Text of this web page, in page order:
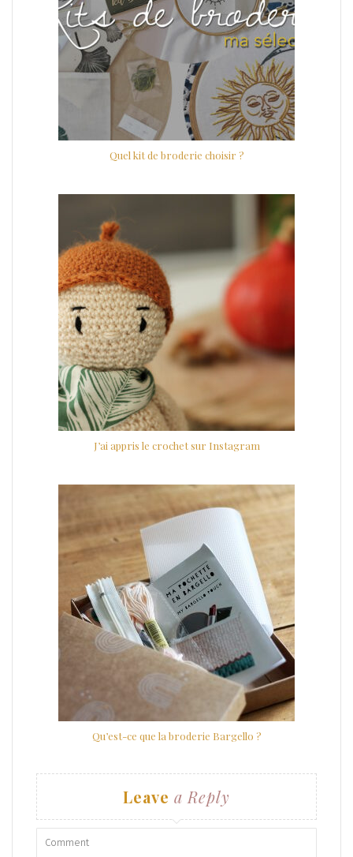
Quel kit de broderie choisir ?
J’ai appris le crochet sur Instagram
Qu’est-ce que la broderie Bargello ?
Leave a Reply